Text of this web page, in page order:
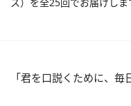
「君を口説くために、毎